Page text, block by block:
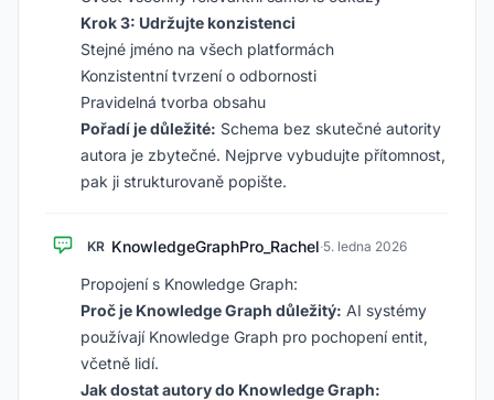
Krok 3: Udržujte konzistenci
Stejné jméno na všech platformách
Konzistentní tvrzení o odbornosti
Pravidelná tvorba obsahu
Pořadí je důležité: Schema bez skutečné autority
autora je zbytečné. Nejprve vybudujte přítomnost,
pak ji strukturovaně popište.
KR KnowledgeGraphPro_Rachel·5. ledna 2026
Propojení s Knowledge Graph:
Proč je Knowledge Graph důležitý: AI systémy
používají Knowledge Graph pro pochopení entit,
včetně lidí.
Jak dostat autory do Knowledge Graph: